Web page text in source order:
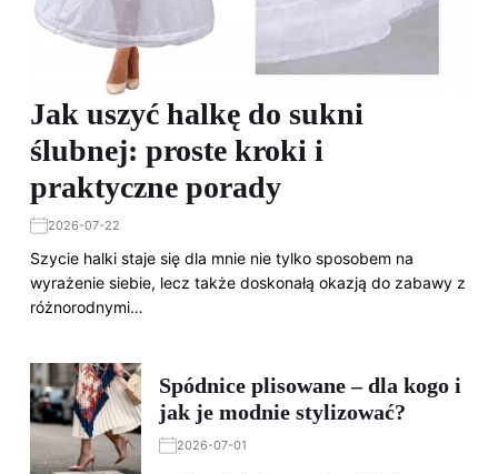
Jak uszyć halkę do sukni
ślubnej: proste kroki i
praktyczne porady
2026-07-22
Szycie halki staje się dla mnie nie tylko sposobem na
wyrażenie siebie, lecz także doskonałą okazją do zabawy z
różnorodnymi…
Spódnice plisowane – dla kogo i
jak je modnie stylizować?
2026-07-01